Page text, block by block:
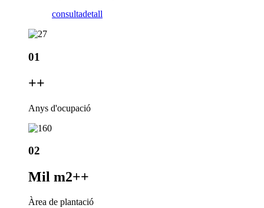
consultadetall
01
++
Anys d'ocupació
02
Mil m2++
Àrea de plantació